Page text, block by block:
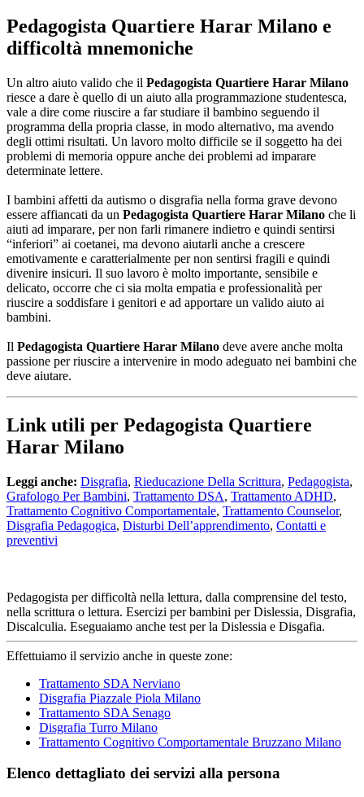
Pedagogista Quartiere Harar Milano e
difficoltà mnemoniche
Un altro aiuto valido che il Pedagogista Quartiere Harar Milano
riesce a dare è quello di un aiuto alla programmazione studentesca,
vale a dire come riuscire a far studiare il bambino seguendo il
programma della propria classe, in modo alternativo, ma avendo
degli ottimi risultati. Un lavoro molto difficile se il soggetto ha dei
problemi di memoria oppure anche dei problemi ad imparare
determinate lettere.
I bambini affetti da autismo o disgrafia nella forma grave devono
essere affiancati da un Pedagogista Quartiere Harar Milano che li
aiuti ad imparare, per non farli rimanere indietro e quindi sentirsi
“inferiori” ai coetanei, ma devono aiutarli anche a crescere
emotivamente e caratterialmente per non sentirsi fragili e quindi
divenire insicuri. Il suo lavoro è molto importante, sensibile e
delicato, occorre che ci sia molta empatia e professionalità per
riuscire a soddisfare i genitori e ad apportare un valido aiuto ai
bambini.
Il Pedagogista Quartiere Harar Milano deve avere anche molta
passione per riuscire a intervenire in modo adeguato nei bambini che
deve aiutare.
Link utili per Pedagogista Quartiere
Harar Milano
Leggi anche: Disgrafia, Rieducazione Della Scrittura, Pedagogista,
Grafologo Per Bambini, Trattamento DSA, Trattamento ADHD,
Trattamento Cognitivo Comportamentale, Trattamento Counselor,
Disgrafia Pedagogica, Disturbi Dell’apprendimento, Contatti e
preventivi
Pedagogista per difficoltà nella lettura, dalla comprensine del testo,
nella scrittura o lettura. Esercizi per bambini per Dislessia, Disgrafia,
Discalculia. Eseguaiamo anche test per la Dislessia e Disgafia.
Effettuiamo il servizio anche in queste zone:
Trattamento SDA Nerviano
Disgrafia Piazzale Piola Milano
Trattamento SDA Senago
Disgrafia Turro Milano
Trattamento Cognitivo Comportamentale Bruzzano Milano
Elenco dettagliato dei servizi alla persona